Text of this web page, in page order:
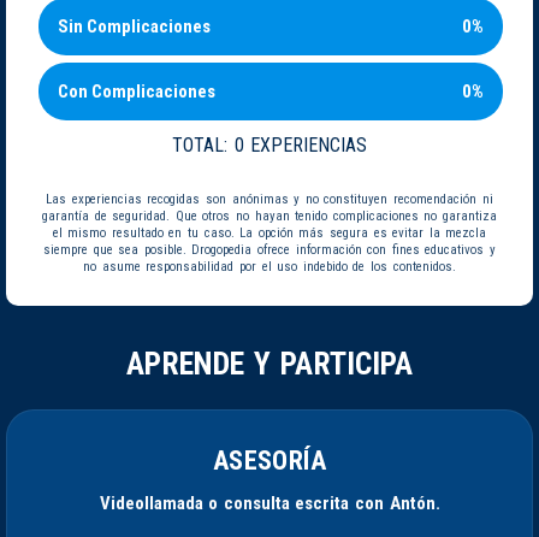
Sin Complicaciones 0%
Con Complicaciones 0%
TOTAL: 0 EXPERIENCIAS
Las experiencias recogidas son anónimas y no constituyen recomendación ni
garantía de seguridad. Que otros no hayan tenido complicaciones no garantiza
el mismo resultado en tu caso. La opción más segura es evitar la mezcla
siempre que sea posible. Drogopedia ofrece información con fines educativos y
no asume responsabilidad por el uso indebido de los contenidos.
APRENDE Y PARTICIPA
ASESORÍA
Videollamada o consulta escrita con Antón.